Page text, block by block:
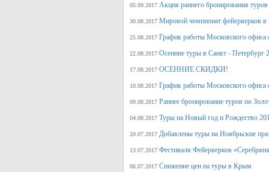
05.09.2017 Акция раннего бронирования
30.08.2017 Мировой чемпионат фейерверков в
25.08.2017 График работы Московского офиса
22.08.2017 Осенние туры в Санкт - Петербург
17.08.2017 ОСЕННИЕ СКИДКИ!
10.08.2017 График работы Московского офиса
09.08.2017 Раннее бронирование туров по
04.08.2017 Туры на Новый год и Рождество
20.07.2017 Добавлены туры на Ноябрьские
13.07.2017 Фестиваля Фейерверков
06.07.2017 Снижение цен на туры в Крым